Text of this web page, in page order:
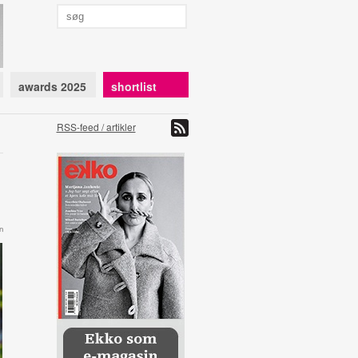
awards 2025 shortlist
RSS-feed / artikler